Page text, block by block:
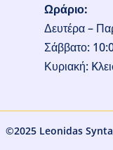
Ωράριο:
Δευτέρα –
Σάββατο:
Κυριακή:
©2025 Leonidas